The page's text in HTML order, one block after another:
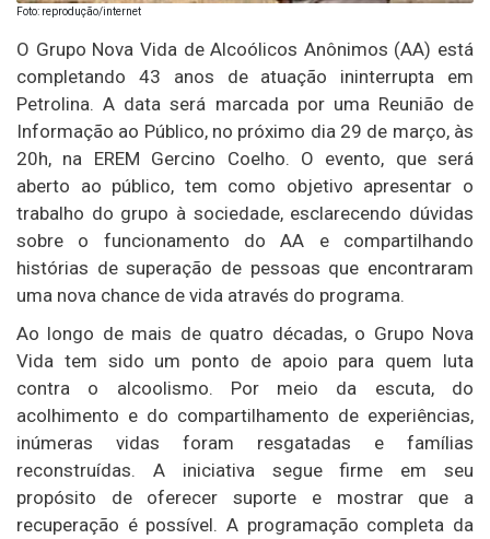
Foto: reprodução/internet
O Grupo Nova Vida de Alcoólicos Anônimos (AA) está
completando 43 anos de atuação ininterrupta em
Petrolina. A data será marcada por uma Reunião de
Informação ao Público, no próximo dia 29 de março, às
20h, na EREM Gercino Coelho. O evento, que será
aberto ao público, tem como objetivo apresentar o
trabalho do grupo à sociedade, esclarecendo dúvidas
sobre o funcionamento do AA e compartilhando
histórias de superação de pessoas que encontraram
uma nova chance de vida através do programa.
Ao longo de mais de quatro décadas, o Grupo Nova
Vida tem sido um ponto de apoio para quem luta
contra o alcoolismo. Por meio da escuta, do
acolhimento e do compartilhamento de experiências,
inúmeras vidas foram resgatadas e famílias
reconstruídas. A iniciativa segue firme em seu
propósito de oferecer suporte e mostrar que a
recuperação é possível. A programação completa da